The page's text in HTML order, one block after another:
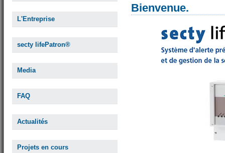
L'Entreprise
secty lifePatron®
Media
FAQ
Actualités
Projets en cours
Bienvenue.